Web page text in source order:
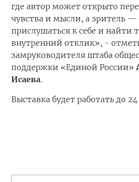
где автор может открыто
чувства и мысли, а зритель —
прислушаться к себе и найти
внутренний отклик», -
замруководителя штаба
поддержки «Единой России»
Исаева.
Выставка будет работать до 24